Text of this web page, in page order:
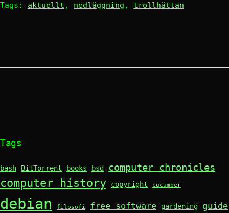
Tags: aktuellt , nedläggning , trollhättan
Tags
bash BitTorrent books bsd computer chronicles
computer history copyright cucumber
debian filosofi free software gardening guide